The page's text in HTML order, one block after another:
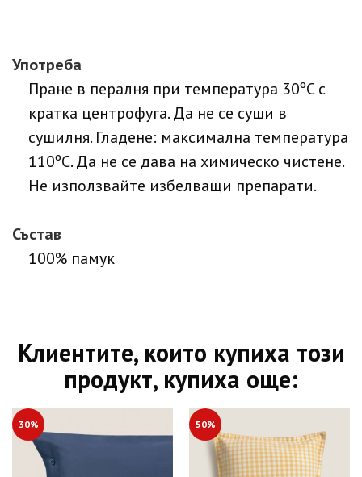
Употреба
Пране в пералня при температура 30ºC с
кратка центрофуга. Да не се суши в
сушилня. Гладене: максимална температура
110ºC. Да не се дава на химическо чистене.
Не използвайте избелващи препарати.
Състав
100% памук
Клиентите, които купиха този
продукт, купиха още:
30% 50%